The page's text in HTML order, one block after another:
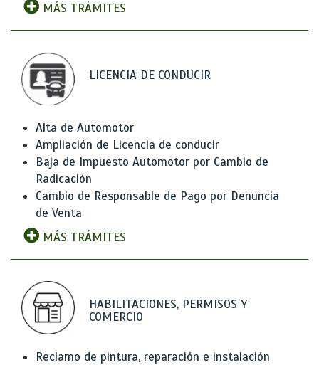
MÁS TRÁMITES
LICENCIA DE CONDUCIR
Alta de Automotor
Ampliación de Licencia de conducir
Baja de Impuesto Automotor por Cambio de
Radicación
Cambio de Responsable de Pago por Denuncia
de Venta
MÁS TRÁMITES
HABILITACIONES, PERMISOS Y
COMERCIO
Reclamo de pintura, reparación e instalación